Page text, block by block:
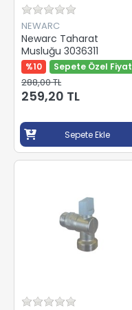
NEWARC
Newarc Taharat
Musluğu 3036311
%10 Sepete Özel Fiyat
288,00 TL
259,20 TL
Sepete Ekle